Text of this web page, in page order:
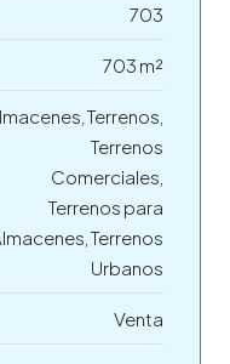
703
703 m²
Terrenos,
Terrenos
Comerciales,
Terrenos para
Terrenos
Urbanos
Venta